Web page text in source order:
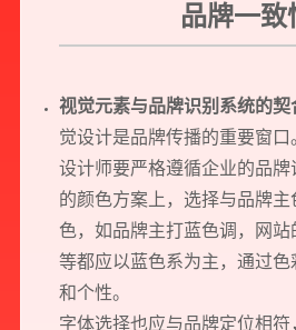
品牌一致
视觉元素与品牌识别系统的契
觉设计是品牌传播的重要窗口
设计师要严格遵循企业的品
的颜色方案上，选择与品牌主
色，如品牌主打蓝色调，网
等都应以蓝色系为主，通过
和个性。
字体选择也应与品牌定位相符